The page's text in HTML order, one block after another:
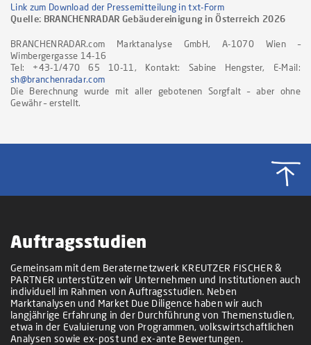
Link zum Download der Pressemitteilung in txt-Form
Quelle: BRANCHENRADAR Gebäudereinigung in Österreich 2026
BRANCHENRADAR.com Marktanalyse GmbH, A-1070 Wien –
Wimbergergasse 14-16
Tel: +43-1/470 65 10-11, Kontakt: Sabine Hengster, E-Mail:
sh@branchenradar.com
Die Berechnung wurde mit aller gebotenen Sorgfalt – aber ohne
Gewähr – erstellt.
Auftragsstudien
Gemeinsam mit dem Beraternetzwerk KREUTZER FISCHER &
PARTNER unterstützen wir Unternehmen und Institutionen auch
individuell im Rahmen von Auftragsstudien. Neben
Marktanalysen und Market Due Diligence haben wir auch
langjährige Erfahrung in der Durchführung von Themenstudien,
etwa in der Evaluierung von Programmen, volkswirtschaftlichen
Analysen sowie ex-post und ex-ante Bewertungen.